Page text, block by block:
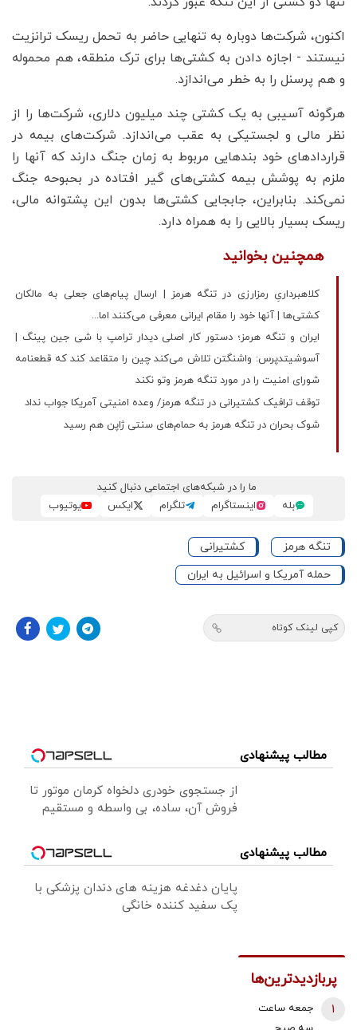
اکنون، شرکت‌ها دوباره به تنهایی حاضر به تحمل ریسک ترانزیت
نیستند - اجازه دادن به کشتی‌ها برای ترک منطقه، هم محموله
و هم پرسنل را به خطر می‌اندازد.
هرگونه آسیبی به یک کشتی چند میلیون دلاری، شرکت‌ها را از
نظر مالی و لجستیکی به عقب می‌اندازد. شرکت‌های بیمه در
قراردادهای خود بندهایی مربوط به زمان جنگ دارند که آنها را
ملزم به پوشش بیمه کشتی‌های گیر افتاده در بحبوحه جنگ
نمی‌کند. بنابراین، جابجایی کشتی‌ها بدون این پشتوانه مالی،
ریسک بسیار بالایی را به همراه دارد.
همچنین بخوانید
کلاهبرداریِ رمزارزی در تنگه هرمز | ارسال پیام‌های جعلی به مالکان
کشتی‌ها | آنها خود را مقام ایرانی معرفی می‌کنند اما...
ایران و تنگه هرمز؛ دستور کار اصلی دیدار ترامپ با شی جین پینگ |
آسوشیتدپرس: واشنگتن تلاش می‌کند چین را متقاعد کند که قطعنامه
شورای امنیت را در مورد تنگه هرمز وتو نکند
توقف ترافیک کشتیرانی در تنگه هرمز/ وعده‌ امنیتی آمریکا جواب نداد
شوک بحران در تنگه هرمز به حمام‌های سنتی ژاپن هم رسید
ما را در شبکه‌های اجتماعی دنبال کنید
بله
اینستاگرام تلگرام ایکس یوتیوب
تنگه هرمز
کشتیرانی
حمله آمریکا و اسرائیل به ایران
کپی لینک کوتاه
مطالب پیشنهادی
از جستجوی خودری دلخواه کرمان موتور تا
فروش آن، ساده، بی واسطه و مستقیم
مطالب پیشنهادی
پایان دغدغه هزینه های دندان پزشکی با
پک سفید کننده خانگی
پربازدیدترین‌ها
جمعه ساعت
1